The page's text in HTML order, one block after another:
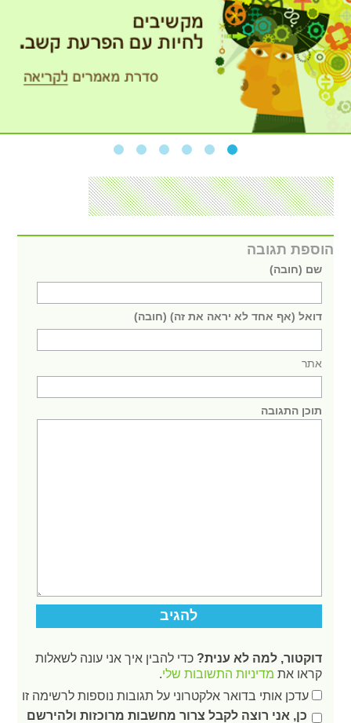
הוספת תגובה
שם (חובה)
דואל (אף אחד לא יראה את זה) (חובה)
אתר
תוכן התגובה
דוקטור, למה לא ענית? כדי להבין איך אני עונה לשאלות
קראו את מדיניות התשובות שלי.
עדכן אותי בדואר אלקטרוני על תגובות נוספות לרשימה זו
כן, אני רוצה לקבל צרור מחשבות מרוכזות ולהירשם